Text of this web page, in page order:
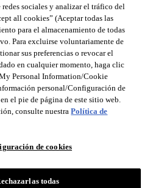
sociales y analizar el tráfico del
all cookies” (Aceptar todas las
para el almacenamiento de todas
Para excluirse voluntariamente de
sus preferencias o revocar el
en cualquier momento, haga clic
Personal Information/Cookie
personal/Configuración de
el pie de página de este sitio web.
consulte nuestraPolítica de
de cookies
todas